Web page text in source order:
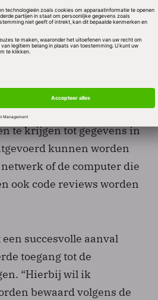
en betrouwbaarheid van
laat uitvoeren
die onder strikte
te krijgen tot gegevens in
kunnen worden
of de computer die
ook code reviews worden
succesvolle aanval
toegang tot de
“Hierbij wil ik
bewaard volgens de